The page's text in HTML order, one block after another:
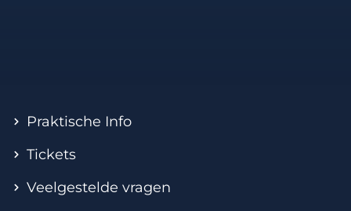
Praktische Info
Tickets
Veelgestelde vragen